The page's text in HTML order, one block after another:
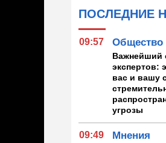
ПОСЛЕДНИЕ
09:57 Общество
Важнейший
экспертов:
вас и вашу
угрозы
09:49 Мнения